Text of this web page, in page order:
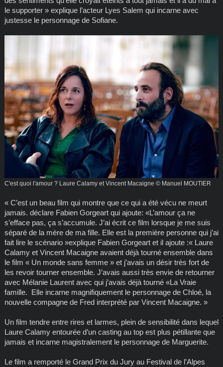
le supporter » explique l’acteur Lyes Salem qui incarne avec
justesse le personnage de Sofiane.
C'est quoi l'amour ? Laure Calamy et Vincent Macaigne © Manuel MOUTIER
« C’est un beau film qui montre que ce qui a été vécu ne meurt
jamais. déclare Fabien Gorgeart qui ajoute: «L’amour ça ne
s’efface pas, ça s’accumule. J’ai écrit ce film lorsque je me suis
séparé de la mère de ma fille. Elle est la première personne qui j’ai
fait lire le scénario »explique Fabien Gorgeart et il ajoute :« Laure
Calamy et Vincent Macaigne avaient déjà tourné ensemble dans
le film « Un monde sans femme » et j’avais un désir très fort de
les revoir tourner ensemble. J’avais aussi très envie de retourner
avec Mélanie Laurent avec qui j’avais déjà tourné «La Vraie
famille. Elle incarne magnifiquement le personnage de Chloé, la
nouvelle compagne de Fred interprété par Vincent Macaigne. »
Un film tendre entre rires et larmes, plein de sensibilité dans lequel
Laure Calamy entourée d’un casting au top est plus pétillante que
jamais et incarne magistralement le personnage de Marguerite.
Le film a remporté le Grand Prix du Jury au Festival de l’Alpes